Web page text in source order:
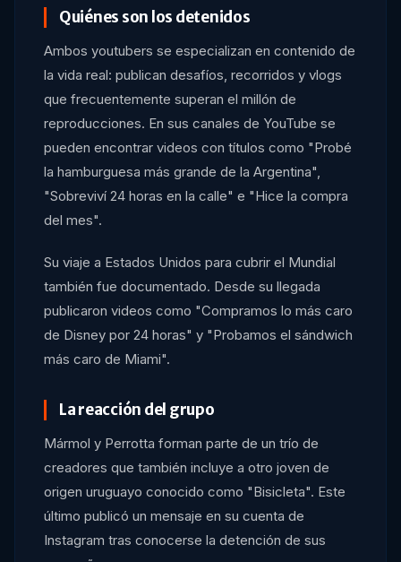
Quiénes son los detenidos
Ambos youtubers se especializan en contenido de
la vida real: publican desafíos, recorridos y vlogs
que frecuentemente superan el millón de
reproducciones. En sus canales de YouTube se
pueden encontrar videos con títulos como "Probé
la hamburguesa más grande de la Argentina",
"Sobreviví 24 horas en la calle" e "Hice la compra
del mes".
Su viaje a Estados Unidos para cubrir el Mundial
también fue documentado. Desde su llegada
publicaron videos como "Compramos lo más caro
de Disney por 24 horas" y "Probamos el sándwich
más caro de Miami".
La reacción del grupo
Mármol y Perrotta forman parte de un trío de
creadores que también incluye a otro joven de
origen uruguayo conocido como "Bisicleta". Este
último publicó un mensaje en su cuenta de
Instagram tras conocerse la detención de sus